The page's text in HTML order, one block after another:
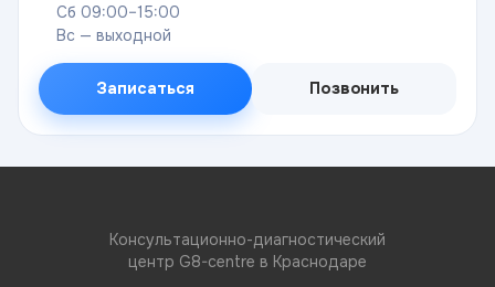
Сб 09:00–15:00
Вс — выходной
Записаться Позвонить
Консультационно-диагностический
центр G8-centre в Краснодаре